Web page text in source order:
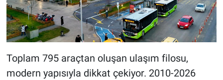
Toplam 795 araçtan oluşan ulaşım filosu,
modern yapısıyla dikkat çekiyor. 2010-2026